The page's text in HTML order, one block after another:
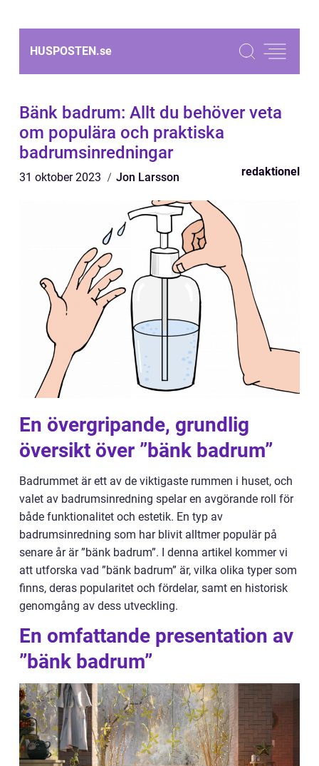
HUSPOSTEN.se
Bänk badrum: Allt du behöver veta
om populära och praktiska
badrumsinredningar
31 oktober 2023 Jon Larsson redaktionel
En övergripande, grundlig
översikt över ”bänk badrum”
Badrummet är ett av de viktigaste rummen i huset, och
valet av badrumsinredning spelar en avgörande roll för
både funktionalitet och estetik. En typ av
badrumsinredning som har blivit alltmer populär på
senare år är ”bänk badrum”. I denna artikel kommer vi
att utforska vad ”bänk badrum” är, vilka olika typer som
finns, deras popularitet och fördelar, samt en historisk
genomgång av dess utveckling.
En omfattande presentation av
”bänk badrum”